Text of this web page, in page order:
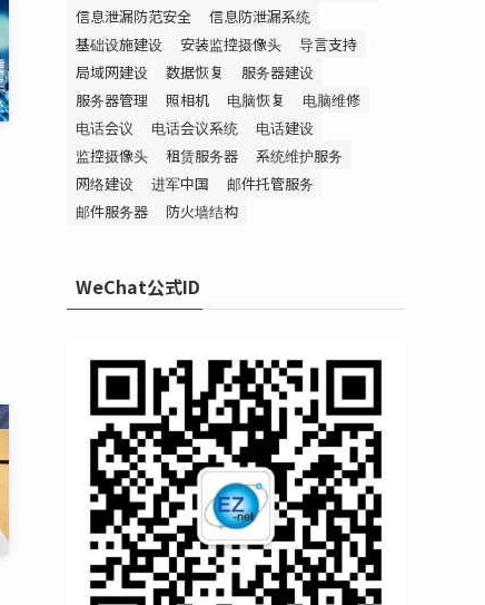
信息泄漏防范安全
信息防泄漏系统
基础设施建设
安装监控摄像头
导言支持
局域网建设
数据恢复
服务器建设
服务器管理
照相机 电脑恢复
电脑维修
电话会议
电话会议系统
电话建设
监控摄像头
租赁服务器
系统维护服务
网络建设
进军中国
邮件托管服务
邮件服务器
防火墙结构
WeChat公式ID